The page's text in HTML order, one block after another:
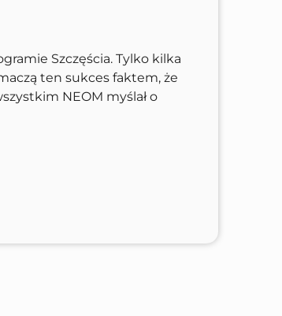
Szczęścia. Tylko kilka
ten sukces faktem, że
NEOM myślał o